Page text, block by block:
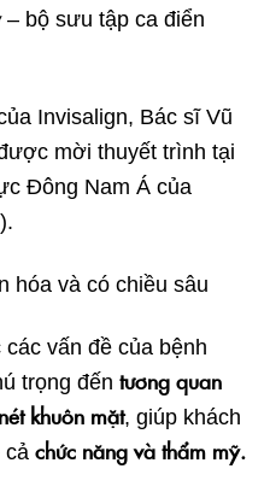
– bộ sưu tập ca điển
Invisalign, Bác sĩ Vũ
mời thuyết trình tại
Đông Nam Á của
hóa và có chiều sâu
vấn đề của bệnh
trọng đến tương quan
khuôn mặt, giúp khách
cả chức năng và thẩm mỹ.